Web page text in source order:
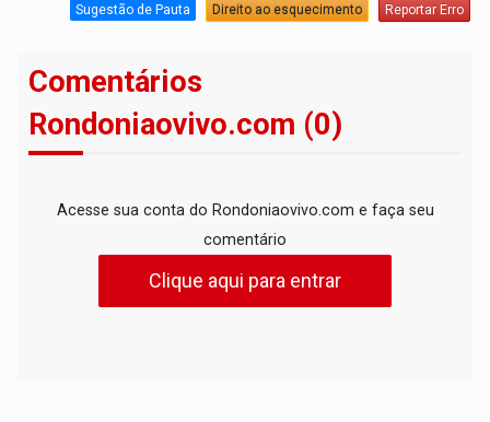
Sugestão de Pauta Direito ao esquecimento Reportar Erro
Comentários
Rondoniaovivo.com (0)
Acesse sua conta do Rondoniaovivo.com e faça seu
comentário
Clique aqui para entrar